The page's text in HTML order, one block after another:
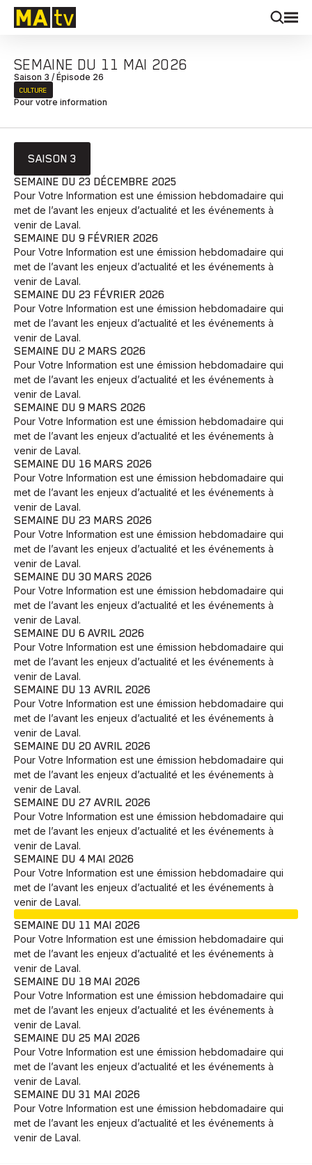
Animaux
Développement Histoires Pêche Santé Sport
Voyage Yoga
SEMAINE DU 11 MAI 2026
Saison 3 / Épisode 26
CULTURE
Pour votre information
SAISON 3
SEMAINE DU 23 DÉCEMBRE 2025
Pour Votre Information est une émission hebdomadaire qui
met de l’avant les enjeux d’actualité et les événements à
venir de Laval.
SEMAINE DU 9 FÉVRIER 2026
Pour Votre Information est une émission hebdomadaire qui
met de l’avant les enjeux d’actualité et les événements à
venir de Laval.
SEMAINE DU 23 FÉVRIER 2026
Pour Votre Information est une émission hebdomadaire qui
met de l’avant les enjeux d’actualité et les événements à
venir de Laval.
SEMAINE DU 2 MARS 2026
Pour Votre Information est une émission hebdomadaire qui
met de l’avant les enjeux d’actualité et les événements à
venir de Laval.
SEMAINE DU 9 MARS 2026
Pour Votre Information est une émission hebdomadaire qui
met de l’avant les enjeux d’actualité et les événements à
venir de Laval.
SEMAINE DU 16 MARS 2026
Pour Votre Information est une émission hebdomadaire qui
met de l’avant les enjeux d’actualité et les événements à
venir de Laval.
SEMAINE DU 23 MARS 2026
Pour Votre Information est une émission hebdomadaire qui
met de l’avant les enjeux d’actualité et les événements à
venir de Laval.
SEMAINE DU 30 MARS 2026
Pour Votre Information est une émission hebdomadaire qui
met de l’avant les enjeux d’actualité et les événements à
venir de Laval.
SEMAINE DU 6 AVRIL 2026
Pour Votre Information est une émission hebdomadaire qui
met de l’avant les enjeux d’actualité et les événements à
venir de Laval.
SEMAINE DU 13 AVRIL 2026
Pour Votre Information est une émission hebdomadaire qui
met de l’avant les enjeux d’actualité et les événements à
venir de Laval.
SEMAINE DU 20 AVRIL 2026
Pour Votre Information est une émission hebdomadaire qui
met de l’avant les enjeux d’actualité et les événements à
venir de Laval.
SEMAINE DU 27 AVRIL 2026
Pour Votre Information est une émission hebdomadaire qui
met de l’avant les enjeux d’actualité et les événements à
venir de Laval.
SEMAINE DU 4 MAI 2026
Pour Votre Information est une émission hebdomadaire qui
met de l’avant les enjeux d’actualité et les événements à
venir de Laval.
SEMAINE DU 11 MAI 2026
Pour Votre Information est une émission hebdomadaire qui
met de l’avant les enjeux d’actualité et les événements à
venir de Laval.
SEMAINE DU 18 MAI 2026
Pour Votre Information est une émission hebdomadaire qui
met de l’avant les enjeux d’actualité et les événements à
venir de Laval.
SEMAINE DU 25 MAI 2026
Pour Votre Information est une émission hebdomadaire qui
met de l’avant les enjeux d’actualité et les événements à
venir de Laval.
SEMAINE DU 31 MAI 2026
Pour Votre Information est une émission hebdomadaire qui
met de l’avant les enjeux d’actualité et les événements à
venir de Laval.